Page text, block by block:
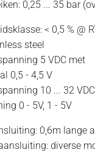
0,25 ... 35 bar
< 0,5 % @
steel
5 VDC met
0,5 - 4,5 V
10 ... 32
0 - 5V, 1 - 5V
0,6m lange
diverse